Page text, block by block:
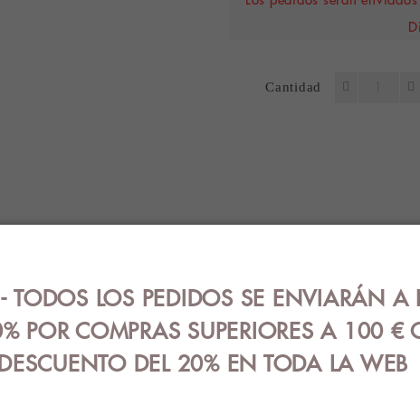
Cantidad
tirantes finos en color blanco, negro y piel.
LOS PEDIDOS SE ENVIARÁN A
POR COMPRAS SUPERIORES A 100
DEL 20% EN TODA LA WEB